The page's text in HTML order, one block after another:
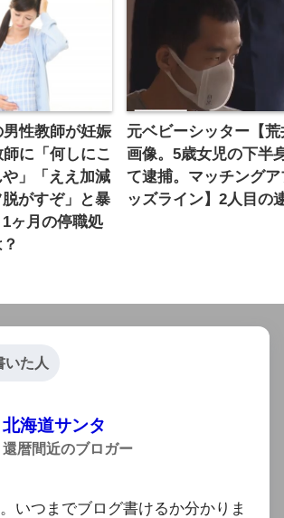
性教師が妊娠
に「何しにこ
」「ええ加減
がすぞ」と暴
ヶ月の停職処
元ベビーシッター【
画像。5歳女児の下半
て逮捕。マッチング
ッズライン】2人目の
いた人
北海道サンタ
還暦間近のブロガー
いつまでブログ書けるか分かりま